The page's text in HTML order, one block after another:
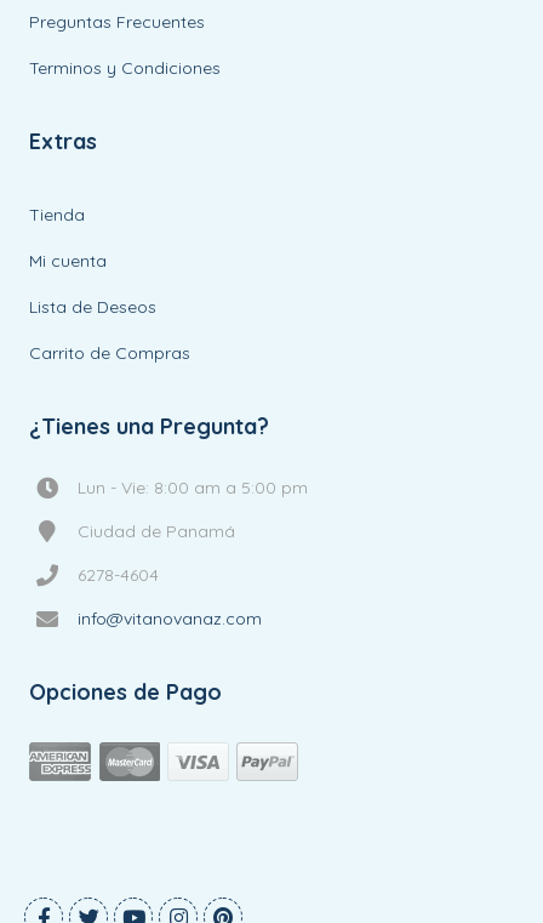
Preguntas Frecuentes
Terminos y Condiciones
Extras
Tienda
Mi cuenta
Lista de Deseos
Carrito de Compras
¿Tienes una Pregunta?
Lun - Vie: 8:00 am a 5:00 pm
Ciudad de Panamá
6278-4604
info@vitanovanaz.com
Opciones de Pago